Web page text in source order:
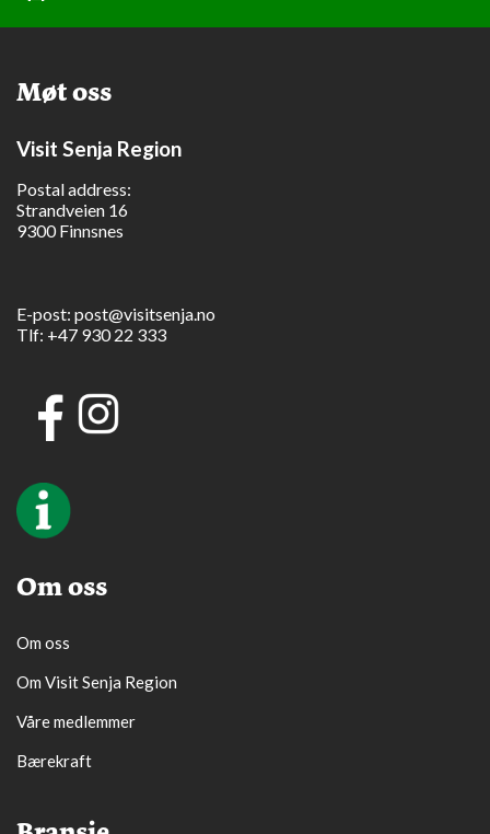
Møt oss
Visit Senja Region
Postal address:
Strandveien 16
9300 Finnsnes
E-post: post@visitsenja.no
Tlf: +47 930 22 333
Om oss
Om oss
Om Visit Senja Region
Våre medlemmer
Bærekraft